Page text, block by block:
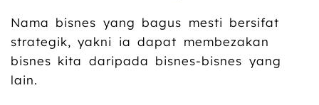
Nama bisnes yang bagus mesti bersifat
strategik, yakni ia dapat membezakan
bisnes kita daripada bisnes-bisnes yang
lain.